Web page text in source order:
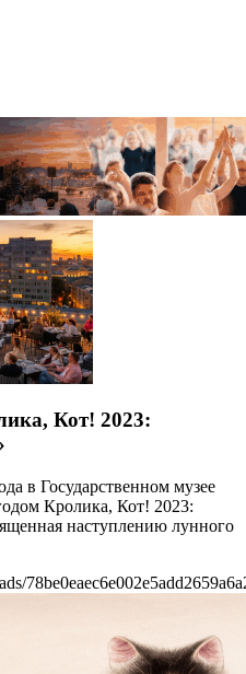
Кот! 2023:
в Государственном музее
Кролика, Кот! 2023:
наступлению лунного